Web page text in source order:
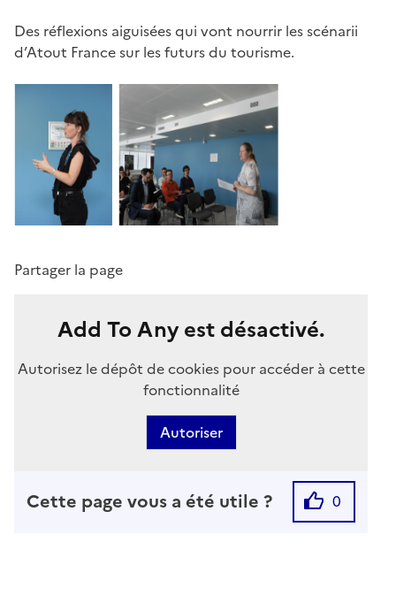
Des réflexions aiguisées qui vont nourrir les scénarii
d’Atout France sur les futurs du tourisme.
Partager la page
Add To Any est désactivé.
Autorisez le dépôt de cookies pour accéder à cette
fonctionnalité
Autoriser
Cette page vous a été utile ? 0